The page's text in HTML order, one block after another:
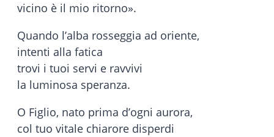
vicino è il mio ritorno».
Quando l’alba rosseggia ad oriente,
intenti alla fatica
trovi i tuoi servi e ravvivi
la luminosa speranza.
O Figlio, nato prima d’ogni aurora,
col tuo vitale chiarore disperdi